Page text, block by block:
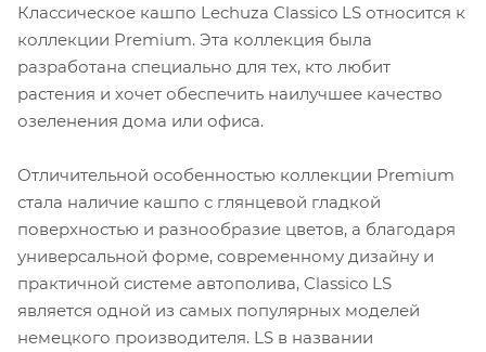
Классическое кашпо Lechuza Classico LS относится к
коллекции Premium. Эта коллекция была
разработана специально для тех, кто любит
растения и хочет обеспечить наилучшее качество
озеленения дома или офиса.
Отличительной особенностью коллекции Premium
стала наличие кашпо с глянцевой гладкой
поверхностью и разнообразие цветов, а благодаря
универсальной форме, современному дизайну и
практичной системе автополива, Classico LS
является одной из самых популярных моделей
немецкого производителя. LS в названии